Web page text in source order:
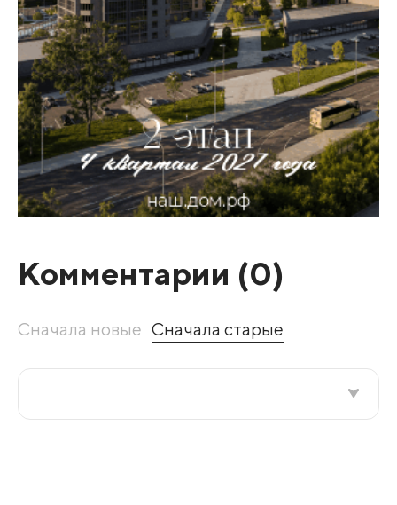
Комментарии (0)
Сначала новые Сначала старые